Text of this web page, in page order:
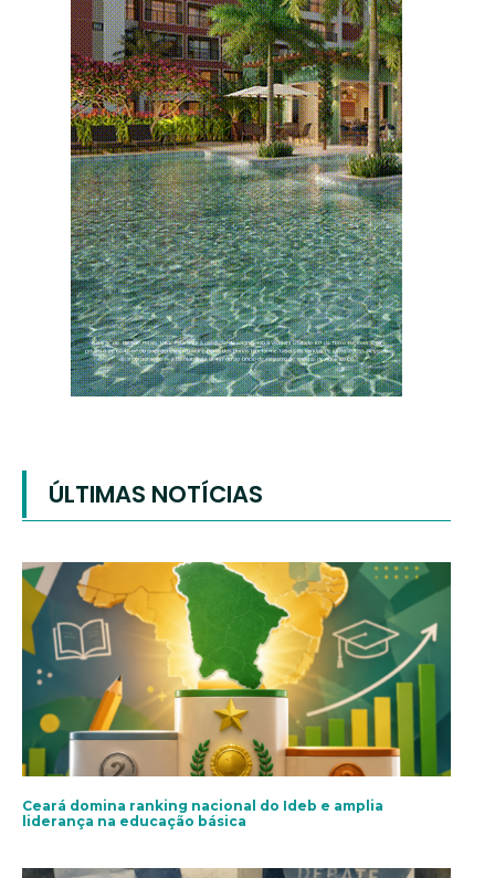
ÚLTIMAS NOTÍCIAS
Ceará domina ranking nacional do Ideb e amplia
liderança na educação básica